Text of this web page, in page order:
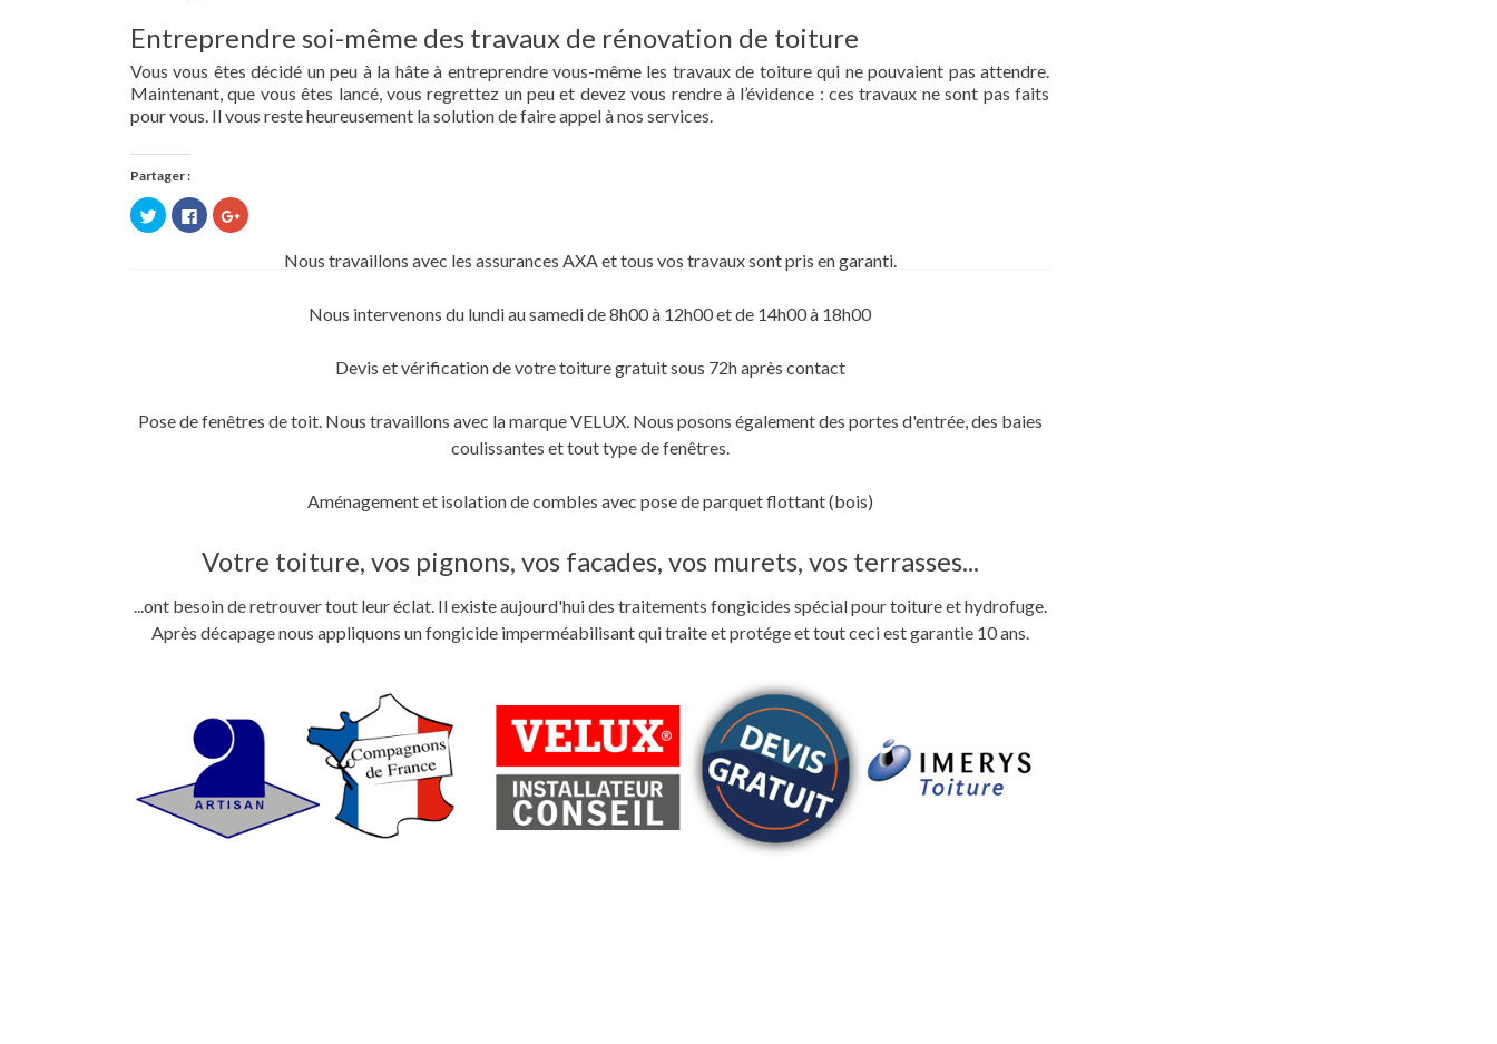
Entreprendre soi-même des travaux de rénovation de toiture
Vous vous êtes décidé un peu à la hâte à entreprendre vous-même les travaux de toiture qui ne pouvaient pas attendre.
Maintenant, que vous êtes lancé, vous regrettez un peu et devez vous rendre à l’évidence : ces travaux ne sont pas faits
pour vous. Il vous reste heureusement la solution de faire appel à nos services.
Partager :
Cliquez
pour
partager
Cliquez
pour
partager
Facebook(ouvre
Cliquez
pour
Google+Nous travaillons avec les assurances AXA et tous vos travaux sont pris en garanti.
Nous intervenons du lundi au samedi de 8h00 à 12h00 et de 14h00 à 18h00
Devis et vérification de votre toiture gratuit sous 72h après contact
Pose de fenêtres de toit. Nous travaillons avec la marque VELUX. Nous posons également des portes d'entrée, des baies
coulissantes et tout type de fenêtres.
Aménagement et isolation de combles avec pose de parquet flottant (bois)
Votre toiture, vos pignons, vos facades, vos murets, vos terrasses...
...ont besoin de retrouver tout leur éclat. Il existe aujourd'hui des traitements fongicides spécial pour toiture et hydrofuge.
Après décapage nous appliquons un fongicide imperméabilisant qui traite et protége et tout ceci est garantie 10 ans.